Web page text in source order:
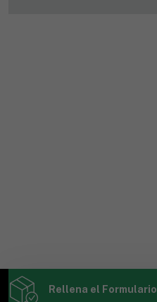
Rellena el Formulario